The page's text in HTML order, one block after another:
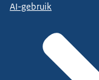
AI-gebruik